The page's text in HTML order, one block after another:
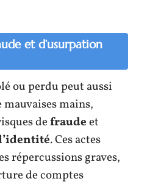
et d’usurpation
ou perdu peut aussi
mains,
defraudeet
. Ces actes
répercussions graves,
de comptes